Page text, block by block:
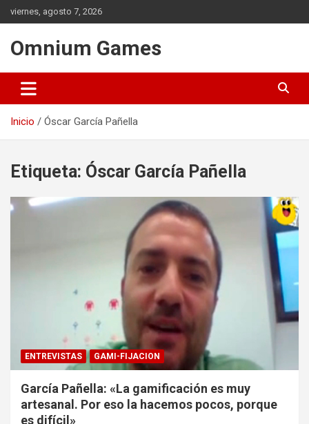
Saltar
al
viernes, agosto 7, 2026
Omnium Games
Inicio Óscar García Pañella
Etiqueta: Óscar García Pañella
ENTREVISTAS GAMI-FIJACION
García Pañella: «La gamificación es muy
artesanal. Por eso la hacemos pocos, porque
es difícil»